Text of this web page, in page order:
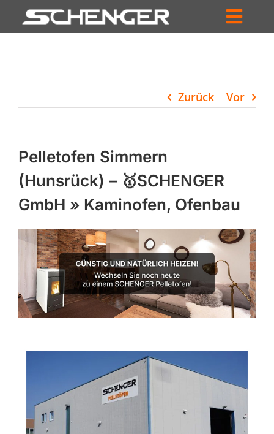
Inhalt
HÄNDLERSUCHE
UNTERNEHMEN
PROFIL
WARENKORB
PRODUCTS
SEARCH
Zurück Vor
Pelletofen Simmern
(Hunsrück) – 🥇SCHENGER
GmbH » Kaminofen, Ofenbau